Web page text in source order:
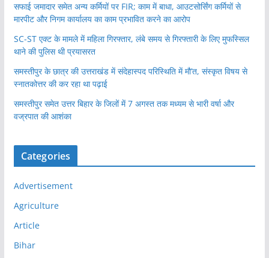
सफाई जमादार समेत अन्य कर्मियों पर FIR; काम में बाधा, आउटसोर्सिंग कर्मियों से
मारपीट और निगम कार्यालय का काम प्रभावित करने का आरोप
SC-ST एक्ट के मामले में महिला गिरफ्तार, लंबे समय से गिरफ्तारी के लिए मुफस्सिल
थाने की पुलिस थी प्रयासरत
समस्तीपुर के छात्र की उत्तराखंड में संदेहास्पद परिस्थिति में मौ’त, संस्कृत विषय से
स्नातकोत्तर की कर रहा था पढ़ाई
समस्तीपुर समेत उत्तर बिहार के जिलों में 7 अगस्त तक मध्यम से भारी वर्षा और
वज्रपात की आशंका
Categories
Advertisement
Agriculture
Article
Bihar